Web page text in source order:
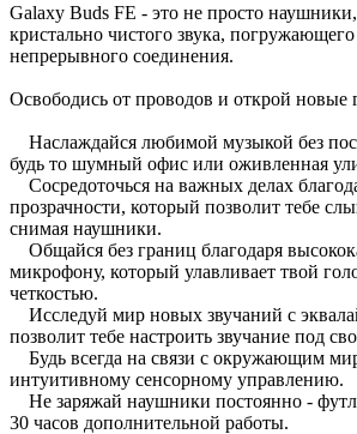
Galaxy Buds FE - это не просто
кристально чистого звука,
непрерывного соединения.
Освободись от проводов и открой новые
Наслаждайся любимой музыкой без
будь то шумный офис или оживленная
Сосредоточься на важных делах
прозрачности, который позволит тебе
снимая наушники.
Общайся без границ благодаря
микрофону, который улавливает твой
четкостью.
Исследуй мир новых звучаний с
позволит тебе настроить звучание под
Будь всегда на связи с окружающим
интуитивному сенсорному управлению.
Не заряжай наушники постоянно -
30 часов дополнительной работы.